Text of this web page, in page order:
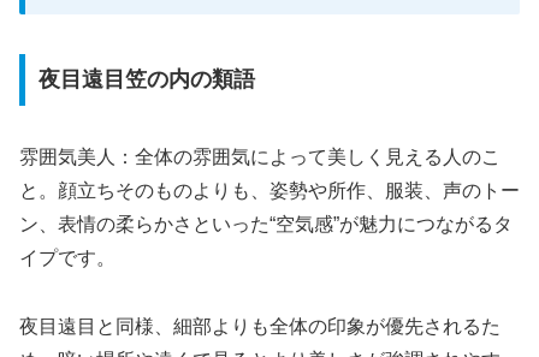
夜目遠目笠の内の類語
雰囲気美人：全体の雰囲気によって美しく見える人のこ
と。顔立ちそのものよりも、姿勢や所作、服装、声のトー
ン、表情の柔らかさといった“空気感”が魅力につながるタ
イプです。
夜目遠目と同様、細部よりも全体の印象が優先されるた